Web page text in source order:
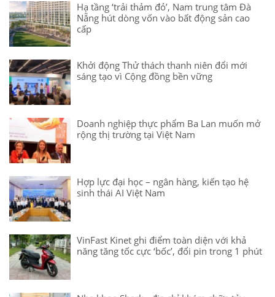
Hạ tầng ‘trải thảm đỏ’, Nam trung tâm Đà
Nẵng hút dòng vốn vào bất động sản cao
cấp
Khởi động Thử thách thanh niên đổi mới
sáng tạo vì Cộng đồng bền vững
Doanh nghiệp thực phẩm Ba Lan muốn mở
rộng thị trường tại Việt Nam
Hợp lực đại học – ngân hàng, kiến tạo hệ
sinh thái AI Việt Nam
VinFast Kinet ghi điểm toàn diện với khả
năng tăng tốc cực ‘bốc’, đổi pin trong 1 phút